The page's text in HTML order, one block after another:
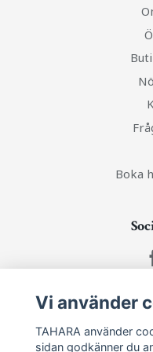
Boka
Vi använder
TAHARA använder
sidan godkänner du